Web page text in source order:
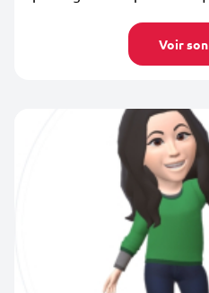
Voir